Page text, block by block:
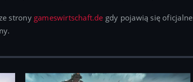
strony gameswirtschaft.de gdy pojawią się oficjalne